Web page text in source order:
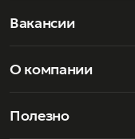
Вакансии
О компании
Полезно